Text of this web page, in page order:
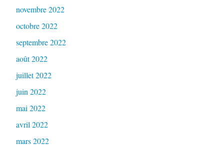
novembre 2022
octobre 2022
septembre 2022
août 2022
juillet 2022
juin 2022
mai 2022
avril 2022
mars 2022